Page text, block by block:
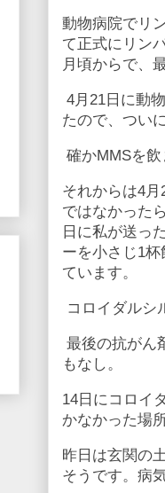
動物病院でリ
て正式にリン
月頃からで、
4月21日に動
たので、つい
確かMMSを飲
それからは4
ではなかった
日に私が送っ
ーを小さじ1
ています。
コロイダルシ
最後の抗がん
もなし。
14日にコロイ
かなかった場
昨日は玄関の
そうです。病